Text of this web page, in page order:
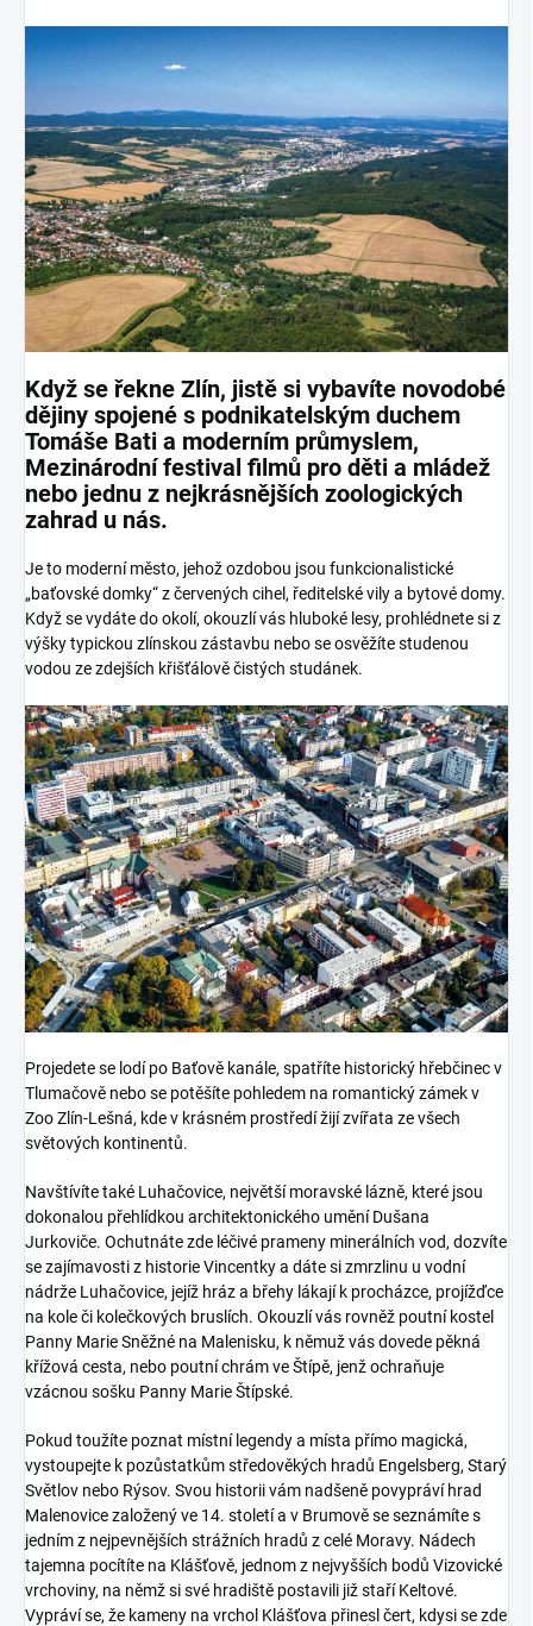
Když se řekne Zlín, jistě si vybavíte novodobé
dějiny spojené s podnikatelským duchem
Tomáše Bati a moderním průmyslem,
Mezinárodní festival filmů pro děti a mládež
nebo jednu z nejkrásnějších zoologických
zahrad u nás.
Je to moderní město, jehož ozdobou jsou funkcionalistické
„baťovské domky“ z červených cihel, ředitelské vily a bytové domy.
Když se vydáte do okolí, okouzlí vás hluboké lesy, prohlédnete si z
výšky typickou zlínskou zástavbu nebo se osvěžíte studenou
vodou ze zdejších křišťálově čistých studánek.
Projedete se lodí po Baťově kanále, spatříte historický hřebčinec v
Tlumačově nebo se potěšíte pohledem na romantický zámek v
Zoo Zlín-Lešná, kde v krásném prostředí žijí zvířata ze všech
světových kontinentů.
Navštívíte také Luhačovice, největší moravské lázně, které jsou
dokonalou přehlídkou architektonického umění Dušana
Jurkoviče. Ochutnáte zde léčivé prameny minerálních vod, dozvíte
se zajímavosti z historie Vincentky a dáte si zmrzlinu u vodní
nádrže Luhačovice, jejíž hráz a břehy lákají k procházce, projížďce
na kole či kolečkových bruslích. Okouzlí vás rovněž poutní kostel
Panny Marie Sněžné na Malenisku, k němuž vás dovede pěkná
křížová cesta, nebo poutní chrám ve Štípě, jenž ochraňuje
vzácnou sošku Panny Marie Štípské.
Pokud toužíte poznat místní legendy a místa přímo magická,
vystoupejte k pozůstatkům středověkých hradů Engelsberg, Starý
Světlov nebo Rýsov. Svou historii vám nadšeně povypráví hrad
Malenovice založený ve 14. století a v Brumově se seznámíte s
jedním z nejpevnějších strážních hradů z celé Moravy. Nádech
tajemna pocítíte na Klášťově, jednom z nejvyšších bodů Vizovické
vrchoviny, na němž si své hradiště postavili již staří Keltové.
Vypráví se, že kameny na vrchol Klášťova přinesl čert, kdysi se zde